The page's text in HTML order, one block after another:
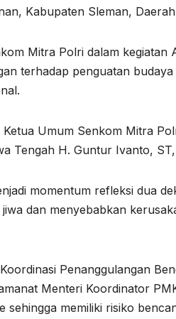
Kabupaten Sleman,
Mitra Polri dalam
terhadap penguatan
Ketua Umum Senkom Mitra
Tengah H. Guntur Ivanto,
momentum refleksi dua
dan menyebabkan
Penanggulangan
Menteri Koordinator
sehingga memiliki risiko